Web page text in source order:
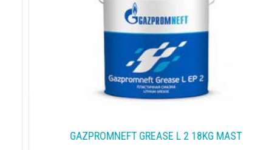
GAZPROMNEFT GREASE L 2 18KG MAST